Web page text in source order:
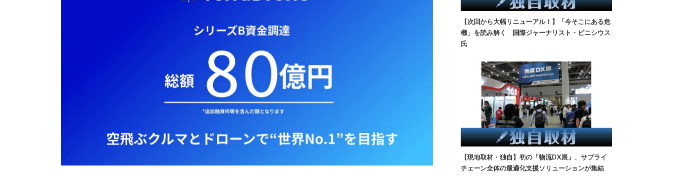
【次回から大幅リニューアル！】「今そこにある危
機」を読み解く 国際ジャーナリスト・ビニシウス
氏
【現地取材・独自】初の「物流DX展」、サプライ
チェーン全体の最適化支援ソリューションが集結